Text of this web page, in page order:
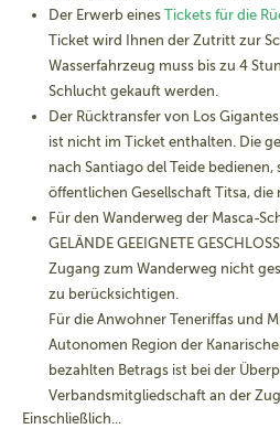
Der Erwerb eines Tickets für die
Ticket wird Ihnen der Zutritt zur
Wasserfahrzeug muss bis zu 4
Schlucht gekauft werden.
Der Rücktransfer von Los
ist nicht im Ticket enthalten. Die
nach Santiago del Teide
öffentlichen Gesellschaft Titsa,
Für den Wanderweg der Masca-
GELÄNDE GEEIGNETE
Zugang zum Wanderweg nicht
zu berücksichtigen.
Für die Anwohner Teneriffas und
Autonomen Region der
bezahlten Betrags ist bei der
Verbandsmitgliedschaft an der
Einschließlich...